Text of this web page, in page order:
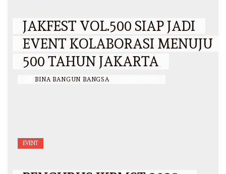
JAKFEST VOL.500 SIAP JADI
EVENT KOLABORASI MENUJU
500 TAHUN JAKARTA
BINA BANGUN BANGSA
EVENT